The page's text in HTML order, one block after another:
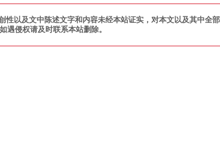
以及文中陈述文字和内容未经本站证实，对本文以及其中全
遇侵权请及时联系本站删除。